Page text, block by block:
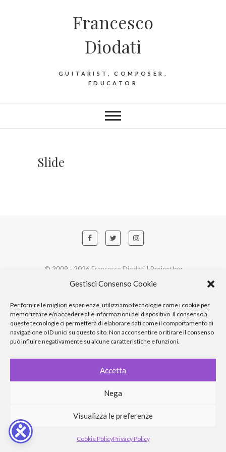
Gestisci Consenso Cookie
Per fornire le migliori esperienze, utilizziamo tecnologie come i cookie per
memorizzare e/o accedere alle informazioni del dispositivo. Il consenso a
queste tecnologie ci permetterà di elaborare dati come il comportamento di
navigazione o ID unici su questo sito. Non acconsentire o ritirare il consenso
può influire negativamente su alcune caratteristiche e funzioni.
Accetta
Nega
Visualizza le preferenze
Cookie PolicyPrivacy Policy
Francesco
Diodati
GUITARIST, COMPOSER,
EDUCATOR
Slide
© 2009 - 2026 Francesco Diodati| Project by:
Web Engine